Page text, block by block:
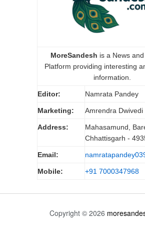
MoreSandesh is a News
Platform providing interesting
information.
Editor: Namrata Pandey
Marketing: Amrendra Dwivedi
Address:
Mahasamund,
Chhattisgarh -
Email:
Mobile: +91 7000347968
Copyright © 2026